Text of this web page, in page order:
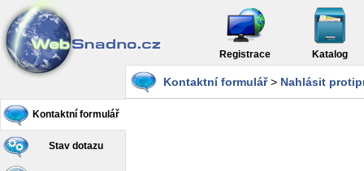
Registrace Katalog
Kontaktní formulář
Stav dotazu
Kontaktní formulář> Nahlásit